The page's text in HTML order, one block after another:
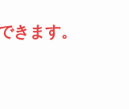
きます。